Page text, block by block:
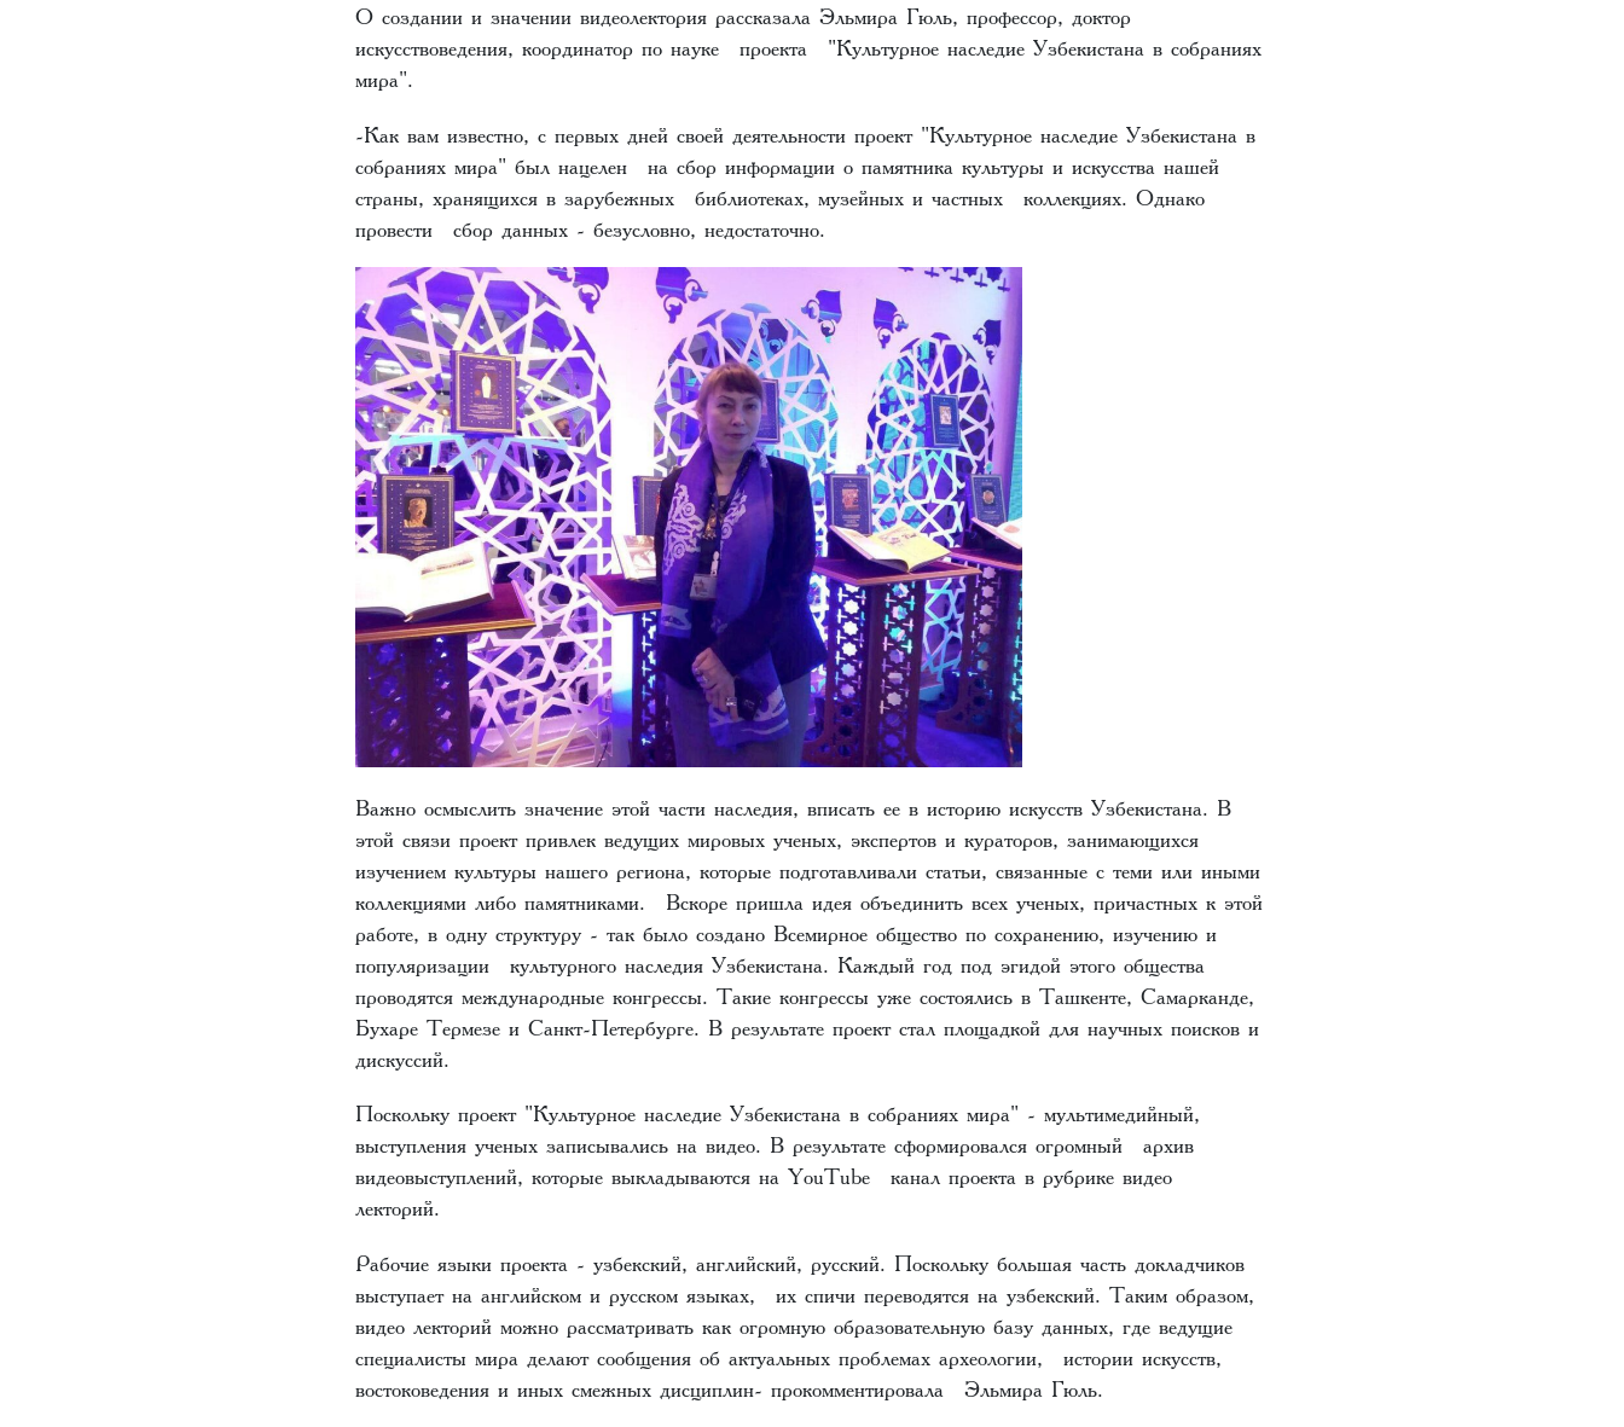
О создании и значении видеолектория рассказала Эльмира Гюль, профессор, доктор
искусствоведения, координатор по науке проекта "Культурное наследие Узбекистана в собраниях
мира".
-Как вам известно, с первых дней своей деятельности проект "Культурное наследие Узбекистана в
собраниях мира" был нацелен на сбор информации о памятника культуры и искусства нашей
страны, хранящихся в зарубежных библиотеках, музейных и частных коллекциях. Однако
провести сбор данных - безусловно, недостаточно.
Важно осмыслить значение этой части наследия, вписать ее в историю искусств Узбекистана. В
этой связи проект привлек ведущих мировых ученых, экспертов и кураторов, занимающихся
изучением культуры нашего региона, которые подготавливали статьи, связанные с теми или иными
коллекциями либо памятниками. Вскоре пришла идея объединить всех ученых, причастных к этой
работе, в одну структуру - так было создано Всемирное общество по сохранению, изучению и
популяризации культурного наследия Узбекистана. Каждый год под эгидой этого общества
проводятся международные конгрессы. Такие конгрессы уже состоялись в Ташкенте, Самарканде,
Бухаре Термезе и Санкт-Петербурге. В результате проект стал площадкой для научных поисков и
дискуссий.
Поскольку проект "Культурное наследие Узбекистана в собраниях мира" - мультимедийный,
выступления ученых записывались на видео. В результате сформировался огромный архив
видеовыступлений, которые выкладываются на YouTube канал проекта в рубрике видео
лекторий.
Рабочие языки проекта - узбекский, английский, русский. Поскольку большая часть докладчиков
выступает на английском и русском языках, их спичи переводятся на узбекский. Таким образом,
видео лекторий можно рассматривать как огромную образовательную базу данных, где ведущие
специалисты мира делают сообщения об актуальных проблемах археологии, истории искусств,
востоковедения и иных смежных дисциплин- прокомментировала Эльмира Гюль.